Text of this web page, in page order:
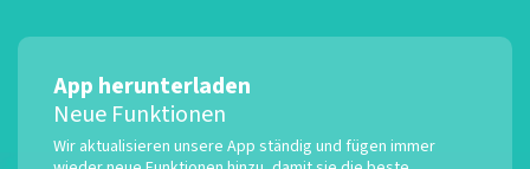
App herunterladen
Neue Funktionen
Wir aktualisieren unsere App ständig und fügen immer